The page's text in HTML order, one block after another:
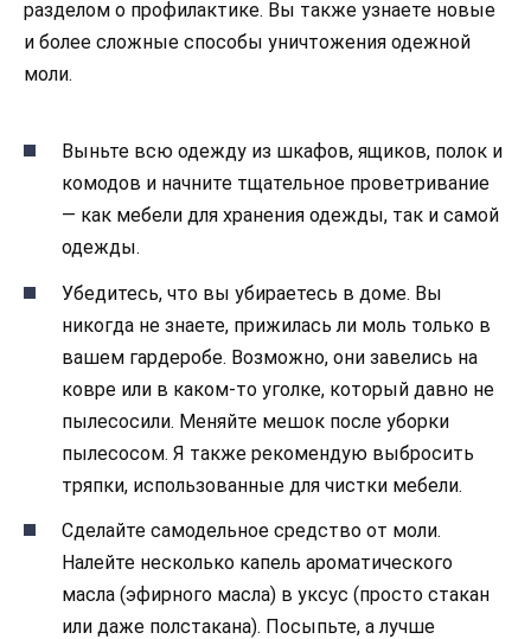
разделом о профилактике. Вы также узнаете новые
и более сложные способы уничтожения одежной
моли.
Выньте всю одежду из шкафов, ящиков, полок и
комодов и начните тщательное проветривание
— как мебели для хранения одежды, так и самой
одежды.
Убедитесь, что вы убираетесь в доме. Вы
никогда не знаете, прижилась ли моль только в
вашем гардеробе. Возможно, они завелись на
ковре или в каком-то уголке, который давно не
пылесосили. Меняйте мешок после уборки
пылесосом. Я также рекомендую выбросить
тряпки, использованные для чистки мебели.
Сделайте самодельное средство от моли.
Налейте несколько капель ароматического
масла (эфирного масла) в уксус (просто стакан
или даже полстакана). Посыпьте, а лучше